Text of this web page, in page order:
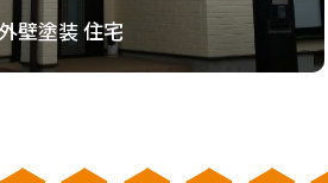
壁塗装 住宅